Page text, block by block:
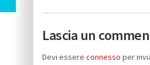
Lascia un
Devi essere connesso per